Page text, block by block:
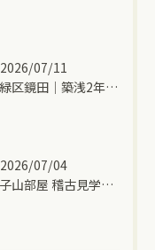
2026/07/11
🏡緑区鏡田｜築浅2年の中古一戸建て
2026/07/04
二子山部屋 稽古見学＆ちゃんこ🍲